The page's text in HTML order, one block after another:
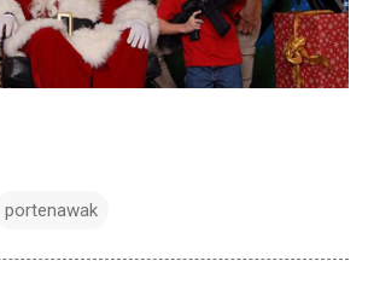
portenawak